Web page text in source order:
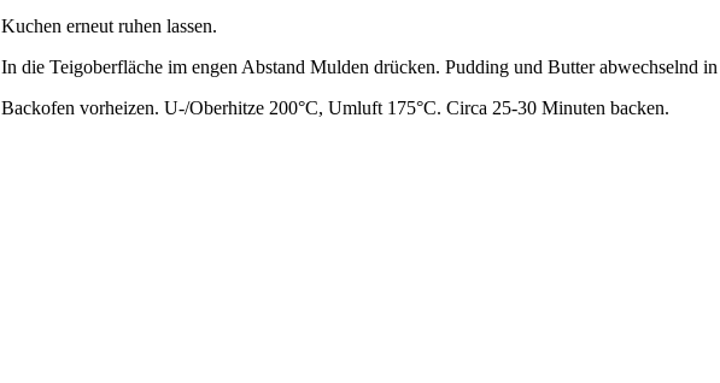
Kuchen erneut ruhen lassen.
In die Teigoberfläche im engen Abstand Mulden drücken. Pudding und Butter abwechselnd
Backofen vorheizen. U-/Oberhitze 200°C, Umluft 175°C. Circa 25-30 Minuten backen.